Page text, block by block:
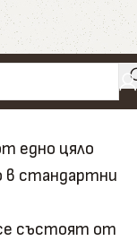
едно цяло
в стандартни
състоят от